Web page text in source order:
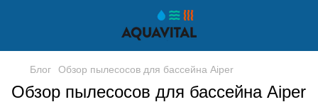
Блог Обзор пылесосов для бассейна Aiper
Обзор пылесосов для бассейна Aiper